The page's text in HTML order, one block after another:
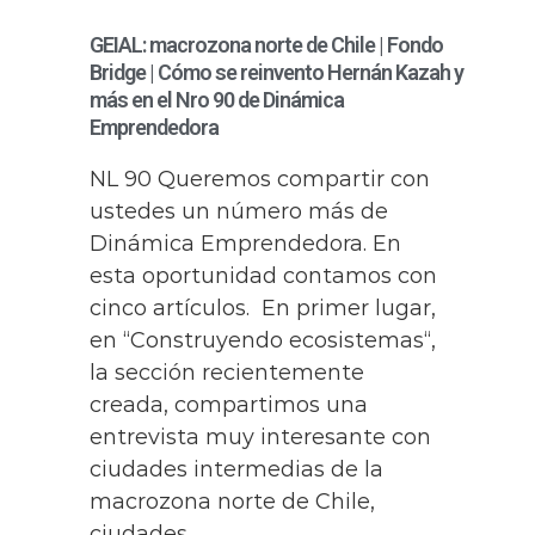
GEIAL: macrozona norte de Chile | Fondo
Bridge | Cómo se reinvento Hernán Kazah y
más en el Nro 90 de Dinámica
Emprendedora
NL 90 Queremos compartir con
ustedes un número más de
Dinámica Emprendedora. En
esta oportunidad contamos con
cinco artículos. En primer lugar,
en “Construyendo ecosistemas“,
la sección recientemente
creada, compartimos una
entrevista muy interesante con
ciudades intermedias de la
macrozona norte de Chile,